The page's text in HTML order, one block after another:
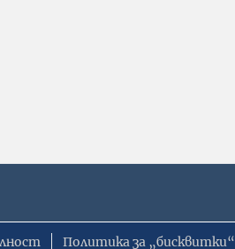
Политика за „бисквитки“